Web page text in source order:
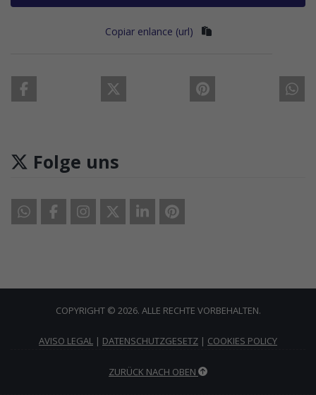
Copiar enlance (url)
Folge uns
COPYRIGHT © 2026. ALLE RECHTE VORBEHALTEN.
AVISO LEGAL | DATENSCHUTZGESETZ | COOKIES POLICY
ZURÜCK NACH OBEN